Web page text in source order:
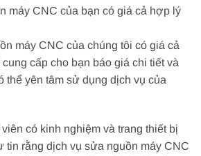
máy CNC của bạn có giá cả hợp lý
máy CNC của chúng tôi có giá cả
cấp cho bạn báo giá chi tiết và
thể yên tâm sử dụng dịch vụ của
có kinh nghiệm và trang thiết bị
tin rằng dịch vụ sửa nguồn máy CNC